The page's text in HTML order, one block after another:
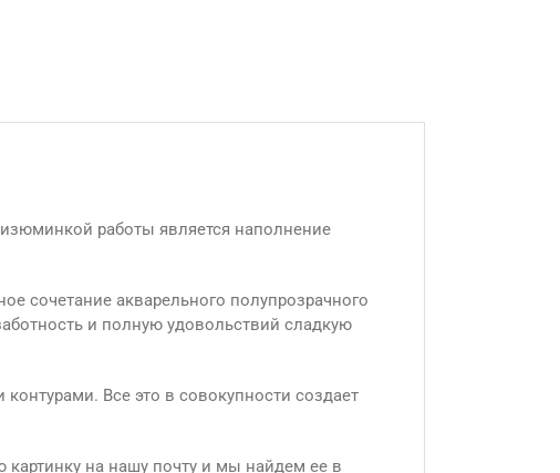
работы является наполнение
сочетание акварельного полупрозрачного
и полную удовольствий сладкую
Все это в совокупности создает
на нашу почту и мы найдем ее в